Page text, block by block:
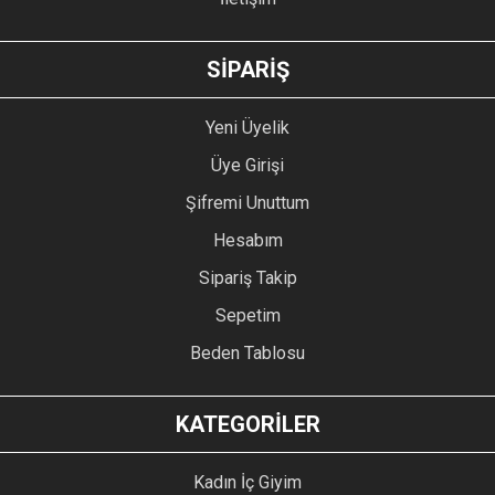
GÖNDER
SİPARİŞ
Yeni Üyelik
Üye Girişi
Şifremi Unuttum
Hesabım
Sipariş Takip
Sepetim
Beden Tablosu
KATEGORİLER
Kadın İç Giyim